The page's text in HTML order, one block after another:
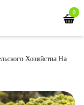
0
Хозяйства На